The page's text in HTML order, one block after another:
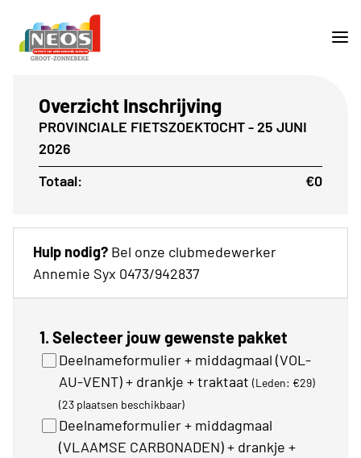
1. Selecteer jouw gewenste pakket
Deelnameformulier + middagmaal (VOL-
AU-VENT) + drankje + traktaat (Leden: €29)
(23 plaatsen beschikbaar)
Deelnameformulier + middagmaal
(VLAAMSE CARBONADEN) + drankje +
Overzicht Inschrijving
PROVINCIALE FIETSZOEKTOCHT - 25 JUNI
2026
Totaal:
€0
Hulp nodig? Bel onze clubmedewerker
Annemie Syx 0473/942837